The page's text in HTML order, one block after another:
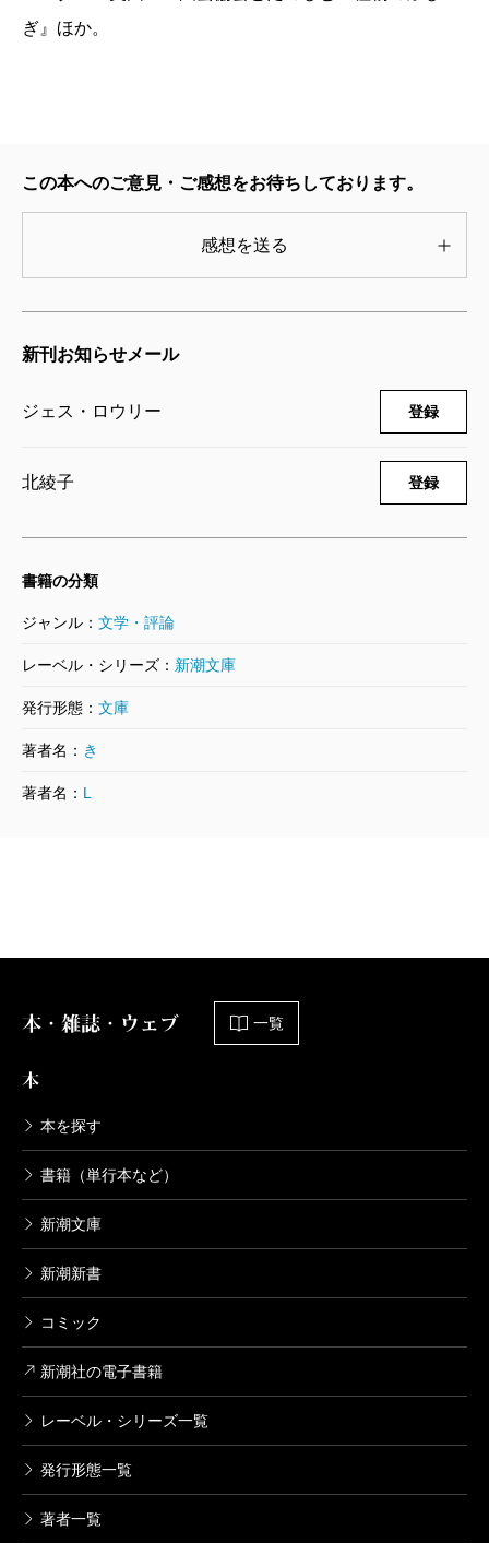
ぎ』ほか。
この本へのご意見・ご感想をお待ちしております。
感想を送る
新刊お知らせメール
ジェス・ロウリー 登録
北綾子 登録
書籍の分類
ジャンル： 文学・評論
レーベル・シリーズ： 新潮文庫
発行形態： 文庫
著者名： き
著者名： L
本・雑誌・ウェブ 一覧
本
本を探す
書籍（単行本など）
新潮文庫
新潮新書
コミック
新潮社の電子書籍
レーベル・シリーズ一覧
発行形態一覧
著者一覧